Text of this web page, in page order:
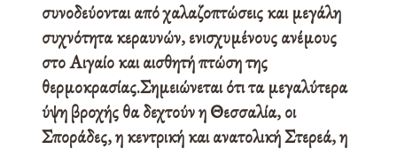
συνοδεύονται από χαλαζοπτώσεις και μεγάλη
συχνότητα κεραυνών, ενισχυμένους ανέμους
στο Αιγαίο και αισθητή πτώση της
θερμοκρασίας.Σημειώνεται ότι τα μεγαλύτερα
ύψη βροχής θα δεχτούν η Θεσσαλία, οι
Σποράδες, η κεντρική και ανατολική Στερεά, η